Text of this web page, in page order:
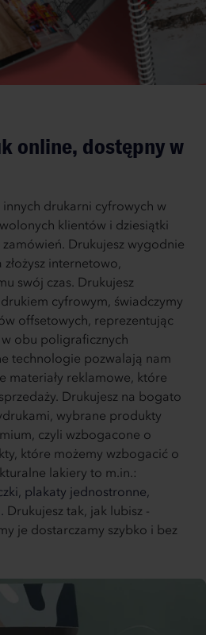
online, dostępny w
drukarni cyfrowych w
klientów i dziesiątki
Drukujesz wygodnie
internetowo,
swój czas. Drukujesz
cyfrowym, świadczymy
offsetowych, reprezentując
obu poligraficznych
technologie pozwalają nam
materiały reklamowe, które
Drukujesz na bogato
wybrane produkty
czyli wzbogacone o
które możemy wzbogacić o
lakiery to m.in.:
plakaty jednostronne,
Drukujesz tak, jak lubisz -
je dostarczamy szybko i bez